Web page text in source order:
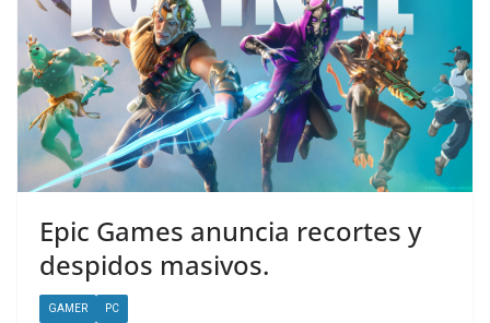
Epic Games anuncia recortes y
despidos masivos.
GAMER PC